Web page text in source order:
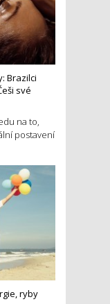
Brazilci
své
na to,
postavení
ryby